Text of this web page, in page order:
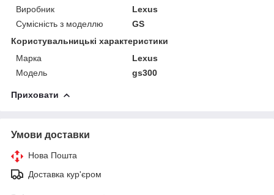
Виробник
Lexus
Сумісність з моделлю
GS
Користувальницькі характеристики
Марка
Lexus
Модель
gs300
Приховати
Умови доставки
Нова Пошта
Доставка кур'єром